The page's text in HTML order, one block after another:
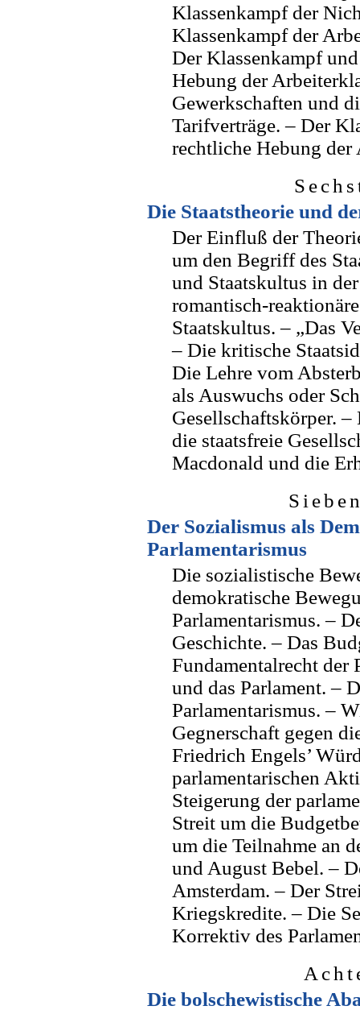
Klassenkampf der
Klassenkampf der
Der Klassenkampf
Hebung der
Gewerkschaften und
Tarifverträge. – Der
rechtliche Hebung der
Die Staatstheorie und
Der Einfluß der
um den Begriff des
und Staatskultus in
romantisch-
Staatskultus. – „Das
– Die kritische
Die Lehre vom
als Auswuchs oder
Gesellschaftskörper.
die staatsfreie
Macdonald und die
Der Sozialismus als
Parlamentarismus
Die sozialistische
demokratische
Parlamentarismus. –
Geschichte. – Das
Fundamentalrecht der
und das Parlament. –
Parlamentarismus. –
Gegnerschaft gegen
Friedrich Engels’
parlamentarischen
Steigerung der
Streit um die
um die Teilnahme an
und August Bebel. –
Amsterdam. – Der
Kriegskredite. – Die
Korrektiv des
Die bolschewistische